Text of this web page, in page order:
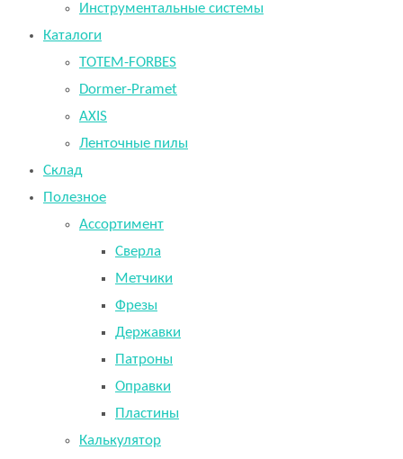
Инструментальные системы
Каталоги
TOTEM-FORBES
Dormer-Pramet
AXIS
Ленточные пилы
Склад
Полезное
Ассортимент
Сверла
Метчики
Фрезы
Державки
Патроны
Оправки
Пластины
Калькулятор